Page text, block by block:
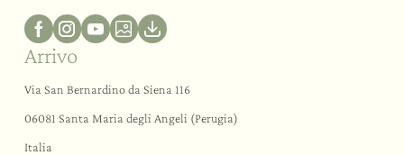
Arrivo
Via San Bernardino da Siena 116
06081 Santa Maria degli Angeli (Perugia)
Italia